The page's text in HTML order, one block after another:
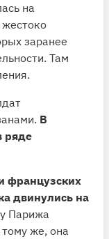
на
жестоко
заранее
Там
В
ряде
французских
двинулись на
Парижа
же, она